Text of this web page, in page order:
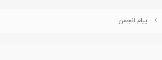
پیام انجمن